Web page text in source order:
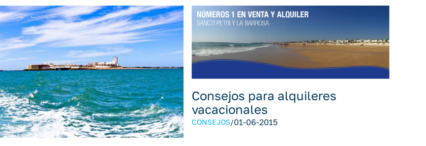
Consejos para alquileres
vacacionales
CONSEJOS/01-06-2015